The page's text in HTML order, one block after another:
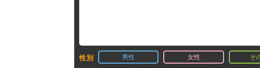
性別 男性 女性 そ